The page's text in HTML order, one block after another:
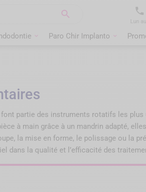
 
Lun
Paro Chir Implanto
partie des instruments rotatifs les plus
à main grâce à un mandrin adapté,
la mise en forme, le polissage ou la
dans la qualité et l’efficacité des